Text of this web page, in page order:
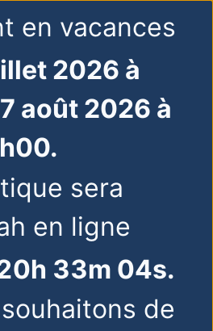
en vacances
2026 à
août 2026 à
sera
en ligne
h 33m 04s.
de